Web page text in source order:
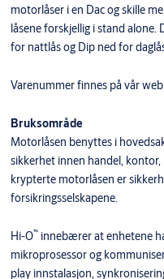
motorlåser i en Dac og skille
låsene forskjellig i stand alone.
for nattlås og Dip ned for
Varenummer finnes på vår
Bruksområde
Motorlåsen benyttes i
sikkerhet innen handel,
krypterte motorlåsen er
forsikringsselskapene.
Hi-O™innebærer at enhetene
mikroprosessor og
play innstalasjon,